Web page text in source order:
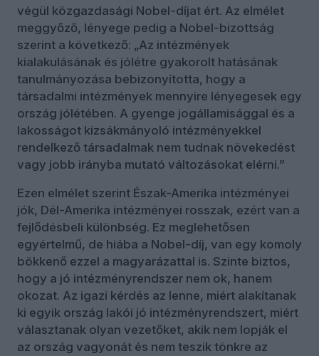
végül közgazdasági Nobel-díjat ért. Az elmélet
meggyőző, lényege pedig a Nobel-bizottság
szerint a következő: „Az intézmények
kialakulásának és jólétre gyakorolt hatásának
tanulmányozása bebizonyította, hogy a
társadalmi intézmények mennyire lényegesek egy
ország jólétében. A gyenge jogállamisággal és a
lakosságot kizsákmányoló intézményekkel
rendelkező társadalmak nem tudnak növekedést
vagy jobb irányba mutató változásokat elérni.”
Ezen elmélet szerint Észak-Amerika intézményei
jók, Dél-Amerika intézményei rosszak, ezért van a
fejlődésbeli különbség. Ez meglehetősen
egyértelmű, de hiába a Nobel-díj, van egy komoly
bökkenő ezzel a magyarázattal is. Szinte biztos,
hogy a jó intézményrendszer nem ok, hanem
okozat. Az igazi kérdés az lenne, miért alakítanak
ki egyik ország lakói jó intézményrendszert, miért
választanak olyan vezetőket, akik nem lopják el
az ország vagyonát és nem teszik tönkre az